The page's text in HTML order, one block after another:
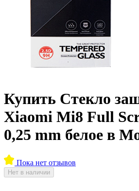
Купить Стекло
Xiaomi Mi8 Full
0,25 mm белое в
Пока нет отзывов
Нет в наличии